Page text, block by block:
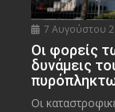
7 Αυγούστου
Οι φορείς
δυνάμεις
Οι